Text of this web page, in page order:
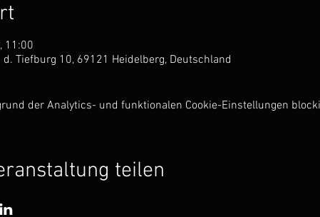
11:00
d. Tiefburg 10, 69121 Heidelberg, Deutschland
der Analytics- und funktionalen Cookie-Einstellungen
teilen